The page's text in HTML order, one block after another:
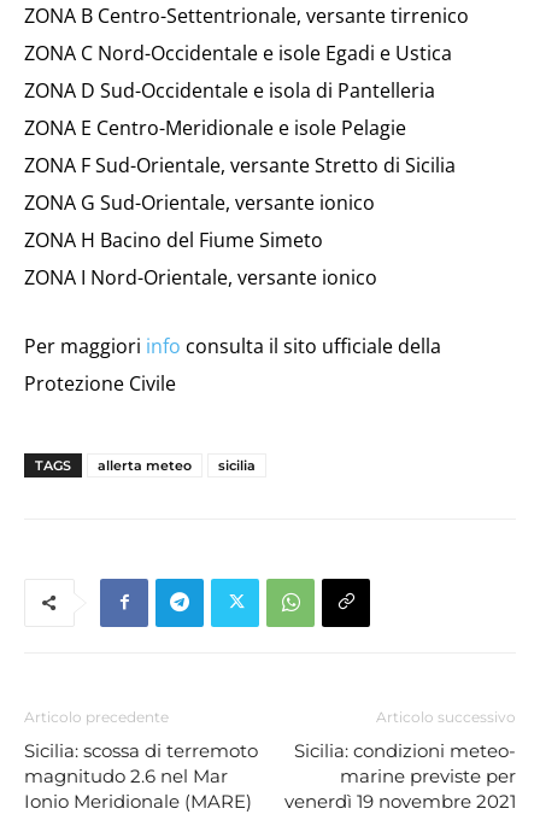
ZONA B Centro-Settentrionale, versante tirrenico
ZONA C Nord-Occidentale e isole Egadi e Ustica
ZONA D Sud-Occidentale e isola di Pantelleria
ZONA E Centro-Meridionale e isole Pelagie
ZONA F Sud-Orientale, versante Stretto di Sicilia
ZONA G Sud-Orientale, versante ionico
ZONA H Bacino del Fiume Simeto
ZONA I Nord-Orientale, versante ionico
Per maggiori info consulta il sito ufficiale della
Protezione Civile
TAGS allerta meteo sicilia
Articolo precedente
Sicilia: scossa di terremoto
magnitudo 2.6 nel Mar
Ionio Meridionale (MARE)
Articolo successivo
Sicilia: condizioni meteo-
marine previste per
venerdì 19 novembre 2021